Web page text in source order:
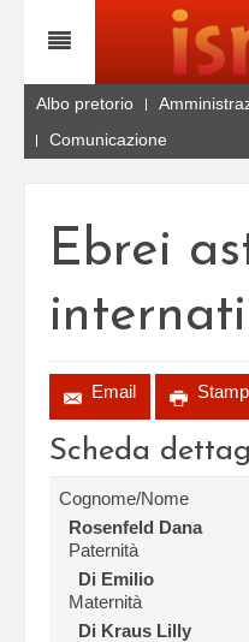
Albo pretorio
Comunicazione
Ebrei
internati
Email
Scheda
Cognome/Nome
Rosenfeld Dana
Paternità
Di Emilio
Maternità
Di Kraus Lilly